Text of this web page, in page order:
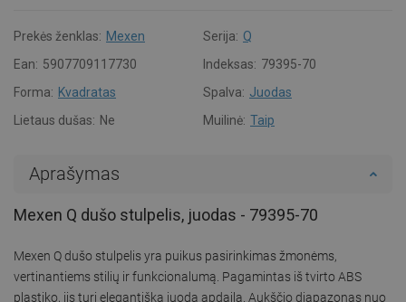
Prekės ženklas: Mexen Serija: Q
Ean: 5907709117730 Indeksas: 79395-70
Forma: Kvadratas Spalva: Juodas
Lietaus dušas: Ne Muilinė: Taip
Aprašymas
Mexen Q dušo stulpelis, juodas - 79395-70
Mexen Q dušo stulpelis yra puikus pasirinkimas žmonėms,
vertinantiems stilių ir funkcionalumą. Pagamintas iš tvirto ABS
plastiko, jis turi elegantišką juodą apdailą. Aukščio diapazonas nuo